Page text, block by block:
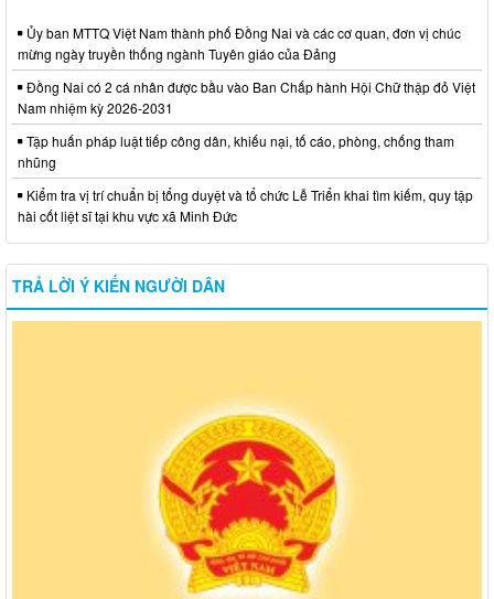
Ủy ban MTTQ Việt Nam thành phố Đồng Nai và các cơ quan, đơn vị chúc
mừng ngày truyền thống ngành Tuyên giáo của Đảng
Đồng Nai có 2 cá nhân được bầu vào Ban Chấp hành Hội Chữ thập đỏ Việt
Nam nhiệm kỳ 2026-2031
Tập huấn pháp luật tiếp công dân, khiếu nại, tố cáo, phòng, chống tham
nhũng
Kiểm tra vị trí chuẩn bị tổng duyệt và tổ chức Lễ Triển khai tìm kiếm, quy tập
hài cốt liệt sĩ tại khu vực xã Minh Đức
TRẢ LỜI Ý KIẾN NGƯỜI DÂN